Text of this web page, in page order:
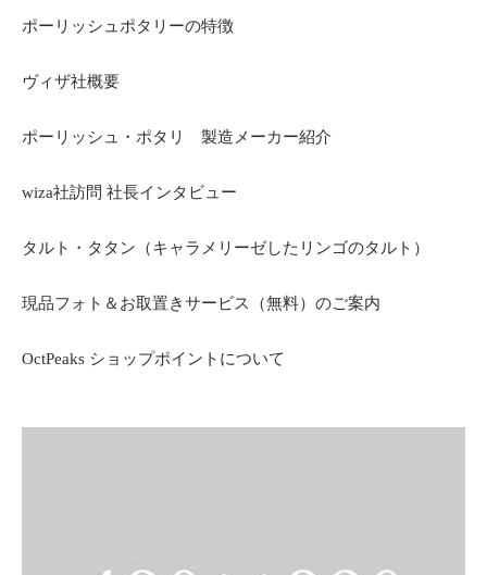
ポーリッシュポタリーの特徴
ヴィザ社概要
ポーリッシュ・ポタリ 製造メーカー紹介
wiza社訪問 社長インタビュー
タルト・タタン（キャラメリーゼしたリンゴのタルト）
現品フォト＆お取置きサービス（無料）のご案内
OctPeaks ショップポイントについて